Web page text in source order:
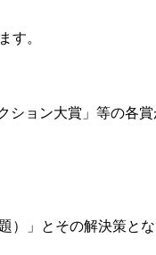
す。
ョン大賞」等の各賞
」とその解決策と